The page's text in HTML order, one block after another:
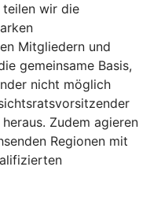
teilen wir die
Mitgliedern und
gemeinsame Basis,
nicht möglich
Zudem agieren
Regionen mit